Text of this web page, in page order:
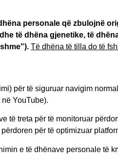
personale që zbulojnë
të dhëna gjenetike, të
Të dhëna të tilla do të
për të siguruar navigim
YouTube).
të treta për të monitoruar
për të optimizuar
e të dhënave personale të